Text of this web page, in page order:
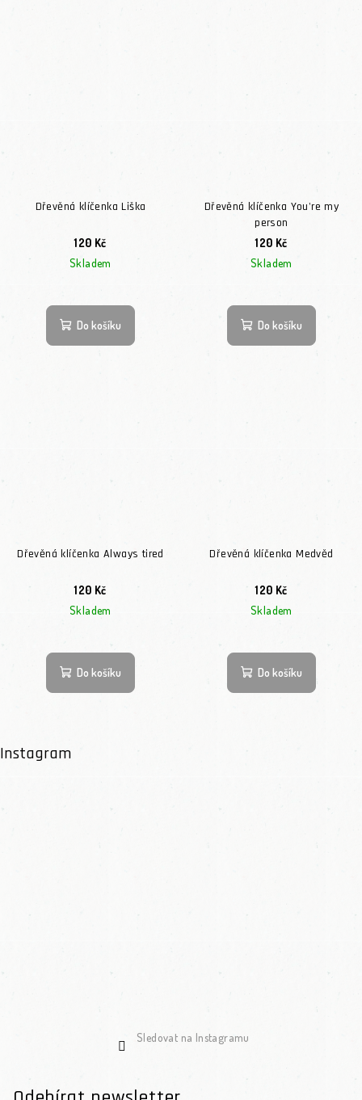
Dřevěná klíčenka Liška
120 Kč
Skladem
Do košíku
Dřevěná klíčenka You're my
person
120 Kč
Skladem
Do košíku
Dřevěná klíčenka Always tired
120 Kč
Skladem
Do košíku
Dřevěná klíčenka Medvěd
120 Kč
Skladem
Do košíku
Instagram
Sledovat na Instagramu